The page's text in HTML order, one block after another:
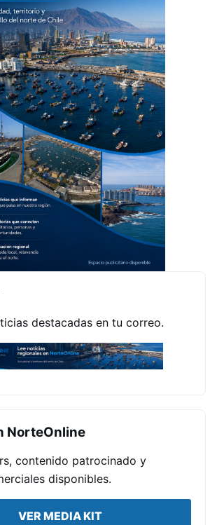
destacadas en tu correo.
NorteOnline
contenido patrocinado y
disponibles.
VER MEDIA KIT